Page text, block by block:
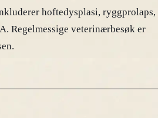
hoftedysplasi, ryggprolaps,
Regelmessige veterinærbesøk er